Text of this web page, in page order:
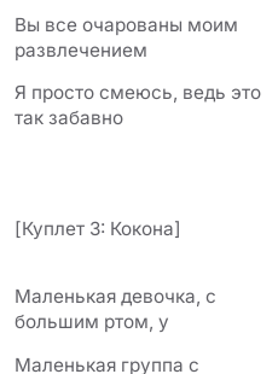
Вы все очарованы моим
развлечением
Я просто смеюсь, ведь это
так забавно
[Куплет 3: Кокона]
Маленькая девочка, с
большим ртом, у
Маленькая группа с